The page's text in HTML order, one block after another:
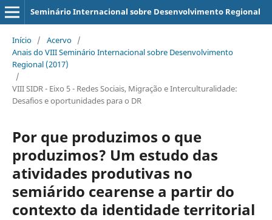
Seminário Internacional sobre Desenvolvimento Regional
Início / Acervo /
Anais do VIII Seminário Internacional sobre Desenvolvimento
Regional (2017)
/
VIII SIDR - Eixo 5 - Redes Sociais, Migração e Interculturalidade:
Desafios e oportunidades para o DR
Por que produzimos o que
produzimos? Um estudo das
atividades produtivas no
semiárido cearense a partir do
contexto da identidade territorial